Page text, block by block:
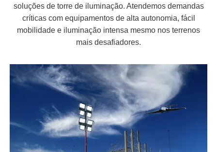
soluções de torre de iluminação. Atendemos demandas
críticas com equipamentos de alta autonomia, fácil
mobilidade e iluminação intensa mesmo nos terrenos
mais desafiadores.